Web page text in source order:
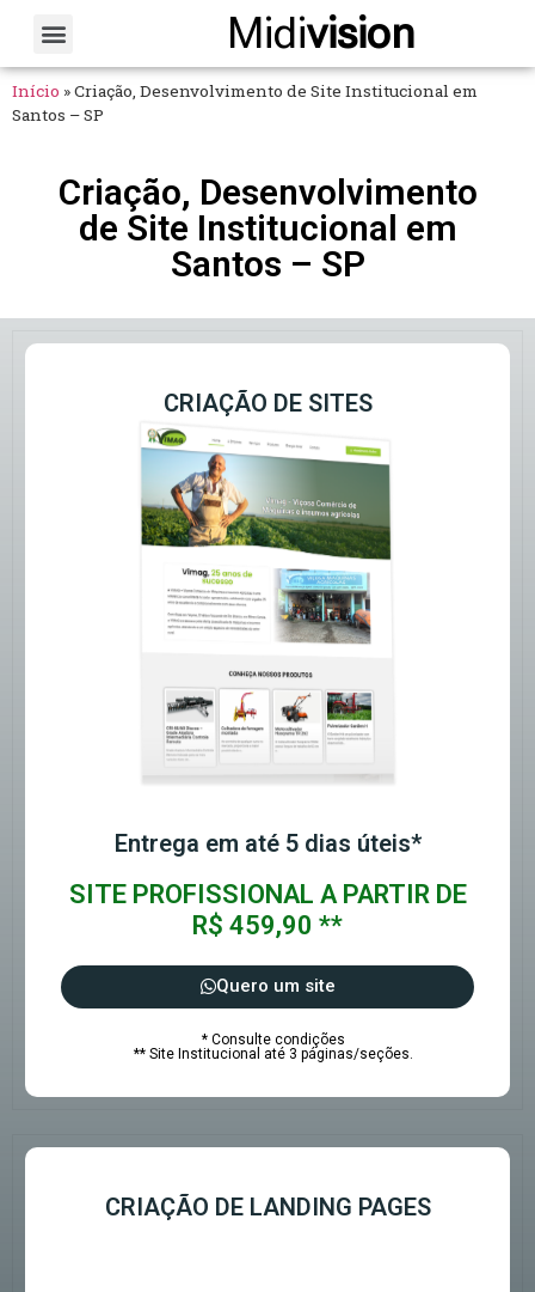
Midivision
Início »Criação, Desenvolvimento de Site Institucional em
Santos – SP
Criação, Desenvolvimento
de Site Institucional em
Santos – SP
CRIAÇÃO DE SITES
Entrega em até 5 dias úteis*
SITE PROFISSIONAL A PARTIR DE
R$ 459,90 **
Quero um site
* Consulte condições
** Site Institucional até 3 páginas/seções.
CRIAÇÃO DE LANDING PAGES